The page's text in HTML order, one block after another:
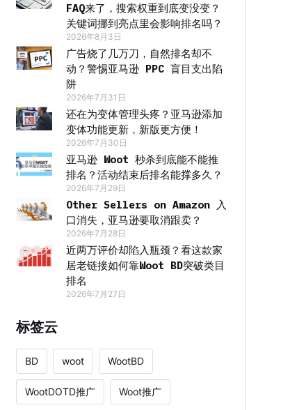
FAQ来了，搜索权重到底变没变？
关键词挪到亮点里会影响排名吗？
2026年8月3日
广告烧了几万刀，自然排名却不
动？警惕亚马逊 PPC 盲目支出陷
阱
2026年7月31日
还在为变体管理头疼？亚马逊添加
变体功能更新，新版更方便！
2026年7月30日
亚马逊 Woot 秒杀到底能不能推
排名？活动结束后排名能撑多久？
2026年7月29日
Other Sellers on Amazon 入
口消失，亚马逊要取消跟卖？
2026年7月28日
近两万评价却陷入瓶颈？看这款家
居老链接如何靠Woot BD突破类目
排名
2026年7月27日
标签云
BD woot WootBD
WootDOTD推广 Woot推广